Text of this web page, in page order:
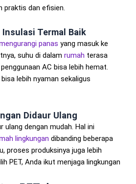
praktis dan efisien.
Termal Baik
panas yang masuk ke
suhu di dalam rumah terasa
AC bisa lebih hemat.
lebih nyaman sekaligus
Didaur Ulang
ulang dengan mudah. Hal ini
lingkungan dibanding beberapa
proses produksinya juga lebih
PET, Anda ikut menjaga lingkungan